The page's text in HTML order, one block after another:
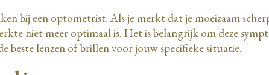
bij een optometrist. Als je merkt dat je moeizaam
niet meer optimaal is. Het is belangrijk om deze
beste lenzen of brillen voor jouw specifieke situatie.